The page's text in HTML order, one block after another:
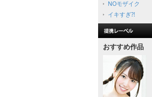
NOモザイク
イキすぎ?!
おすすめ作品